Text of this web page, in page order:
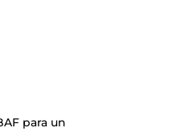
para un